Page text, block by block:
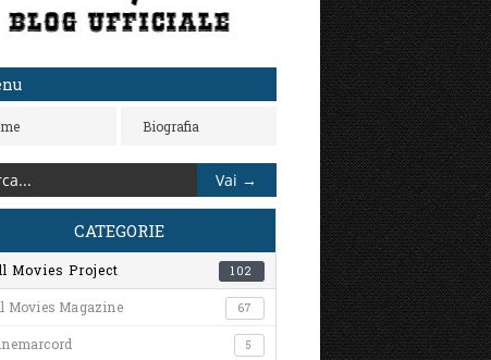
Biografia
CATEGORIE
Movies Project 102
Movies Magazine 67
5